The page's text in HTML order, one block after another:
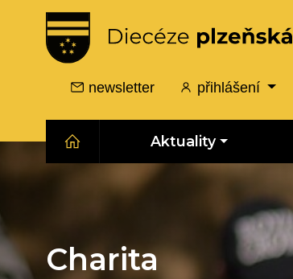
newsletter přihlášení
Aktuality
Charita